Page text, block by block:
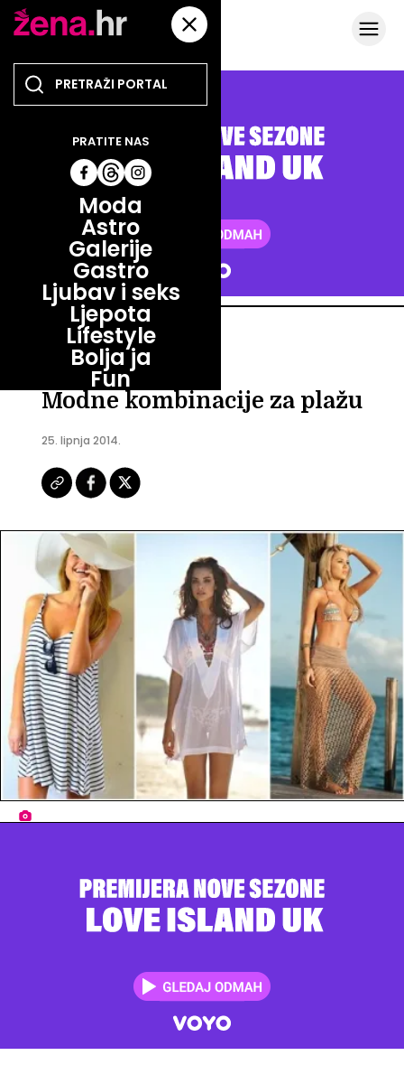
Moda
Astro
Galerije
Gastro
Ljubav i seks
Ljepota
Lifestyle
Bolja ja
Fun
PRATITE NAS
MODA
MODA
Modne kombinacije za plažu
25. lipnja 2014.